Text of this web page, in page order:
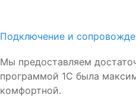
Подключение и
Мы предоставляем
программой 1С была
комфортной.